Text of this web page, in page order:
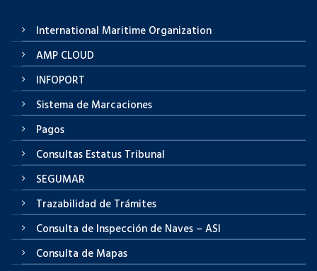
International Maritime Organization
AMP CLOUD
INFOPORT
Sistema de Marcaciones
Pagos
Consultas Estatus Tribunal
SEGUMAR
Trazabilidad de Trámites
Consulta de Inspección de Naves – ASI
Consulta de Mapas